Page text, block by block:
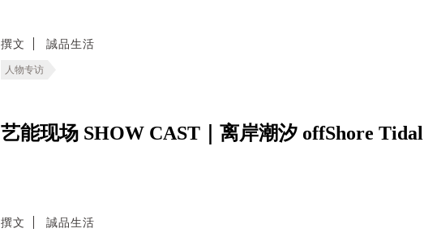
撰文 誠品生活
人物专访
艺能现场 SHOW CAST｜离岸潮汐 offShore Tidal
撰文 誠品生活